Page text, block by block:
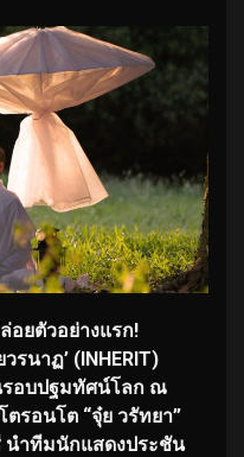
อยตัวอย่างแรก!
นาฏ’ (INHERIT)
รอบปฐมทัศน์โลก ณ
รอนโต “จุ๋ย วรัทยา”
ำทีมนักแสดงประชัน